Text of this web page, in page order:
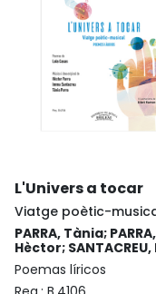
L'Univers a tocar
Viatge poètic-
PARRA, Tània; PARRA,
Hèctor;
Poemas líricos